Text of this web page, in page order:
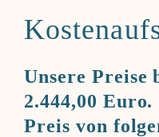
Unsere Preise
2.444,00
Preis von